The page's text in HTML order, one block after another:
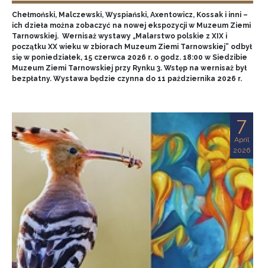
Chełmoński, Malczewski, Wyspiański, Axentowicz, Kossak i inni –
ich dzieła można zobaczyć na nowej ekspozycji w Muzeum Ziemi
Tarnowskiej. Wernisaż wystawy „Malarstwo polskie z XIX i
początku XX wieku w zbiorach Muzeum Ziemi Tarnowskiej” odbył
się w poniedziałek, 15 czerwca 2026 r. o godz. 18:00 w Siedzibie
Muzeum Ziemi Tarnowskiej przy Rynku 3. Wstęp na wernisaż był
bezpłatny. Wystawa będzie czynna do 11 października 2026 r.
7
April
2026